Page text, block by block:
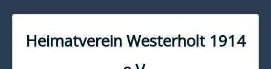
Heimatverein Westerholt 1914